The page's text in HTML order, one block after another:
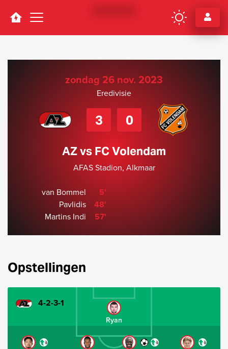
Navigation
zondag 26 nov. 2023
Eredivisie
3 0
AZ vs FC Volendam
AFAS Stadion, Alkmaar
van Bommel
5'
Pavlidis
48'
Martins Indi
57'
Opstellingen
4-2-3-1
Ryan